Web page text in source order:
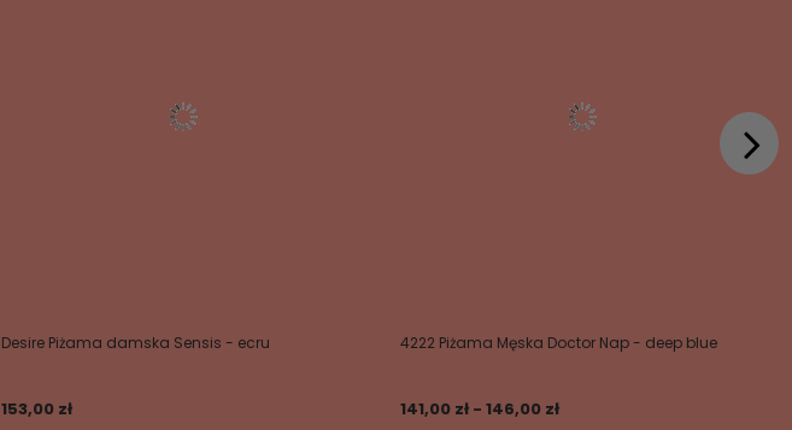
Desire Piżama damska Sensis - ecru
153,00 zł
4222 Piżama Męska Doctor Nap - deep blue
141,00 zł - 146,00 zł